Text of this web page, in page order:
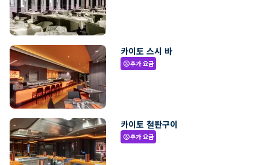
카이토 스시 바
paid추가 요금
카이토 철판구이
paid추가 요금